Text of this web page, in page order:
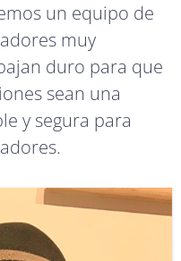
un equipo de
muy
duro para que
sean una
y segura para